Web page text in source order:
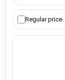
Regular price